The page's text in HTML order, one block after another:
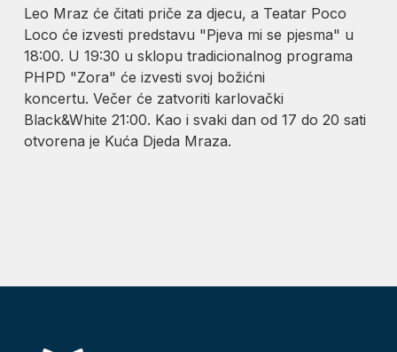
Leo Mraz će čitati priče za djecu, a Teatar Poco
Loco će izvesti predstavu "Pjeva mi se pjesma" u
18:00. U 19:30 u sklopu tradicionalnog programa
PHPD "Zora" će izvesti svoj božićni
koncertu. Večer će zatvoriti karlovački
Black&White 21:00. Kao i svaki dan od 17 do 20 sati
otvorena je Kuća Djeda Mraza.